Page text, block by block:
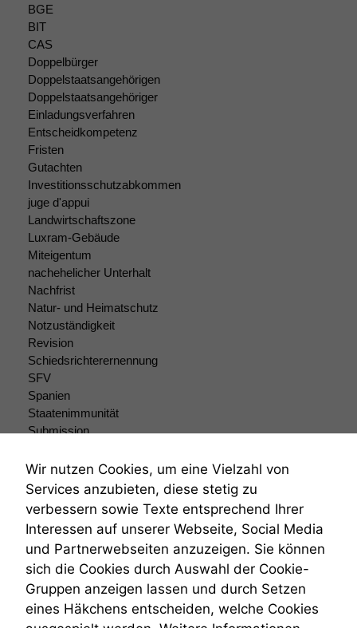
BGE
BIT
CAS
Doppelbürger
Doppelstaatsangehörigen
Doppelstaatsangehöriger
Einladungsverfahren
Entscheidkompetenz
Fristen
Gutachten
Investitionsschutzabkommen
juge d'appui
Landwirtschaftszone
Luxram-Gebäude
Miteigentum
nachehelicher Unterhalt
Nachfrist
Natur- und Heimatschutz
Notzuständigkeit
Revision
Schiedsrichterernennung
SFV
Spanien
Staatenimmunität
Submission
Teilungsklage
Venezuela
VRK
Wiederherstellungsanordnung
Zivilprozessordnung
ZPO
Zustellfiktion
Zuständigkeit
Öffentliches Personalrecht
Öffentlichkeitsprinzip
Wir nutzen Cookies, um eine Vielzahl von
Services anzubieten, diese stetig zu
verbessern sowie Texte entsprechend Ihrer
Interessen auf unserer Webseite, Social Media
und Partnerwebseiten anzuzeigen. Sie können
sich die Cookies durch Auswahl der Cookie-
Gruppen anzeigen lassen und durch Setzen
eines Häkchens entscheiden, welche Cookies
funktionieren.
Marketing
Wir speichern
anonyme Daten ab,
um interne
marketingtechnische
Auswertungen
durchführen zu
können. Diese helfen
uns, unsere Website